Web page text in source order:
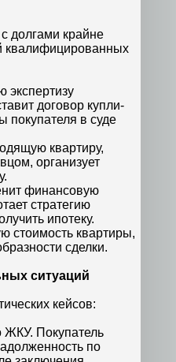
долгами крайне
квалифицированных
экспертизу
договор купли-
покупателя в суде
квартиру,
организует
финансовую
стратегию
ипотеку.
стоимость квартиры,
сделки.
ситуаций
кейсов:
ЖКУ. Покупатель
по